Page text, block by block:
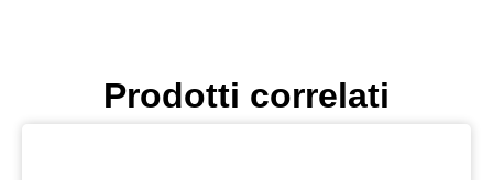
Prodotti correlati